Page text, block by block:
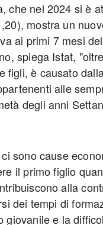
che nel 2024 si è
mostra un
ai primi 7 mesi
spiega Istat,
figli, è causato
alle
degli anni
sono cause
il primo figlio
alla
dei tempi di
giovanile e la